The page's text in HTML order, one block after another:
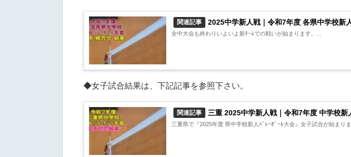
関連記事 2025中学新人戦｜令和7年度 各県中学校新
全中大会も終わりいよいよ新ﾁｰﾑでの戦いが始まります。...
◆女子試合結果は、下記記事を参照下さい。
関連記事 三重 2025中学新人戦｜令和7年度 中学校
三重県で『2025年度 県中学校新人ﾊﾞﾚｰﾎﾞｰﾙ大会』女子試合が始まりま